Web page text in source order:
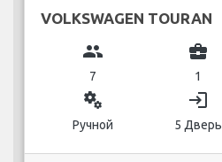
VOLKSWAGEN TOURAN
group
7
business_center
1
miscellaneous_services
Ручной
login
5 Дверь